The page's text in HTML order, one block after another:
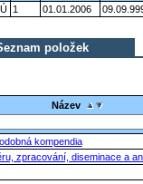
1 01.01.2006
položek
Název
kompendia
zpracování, diseminace a